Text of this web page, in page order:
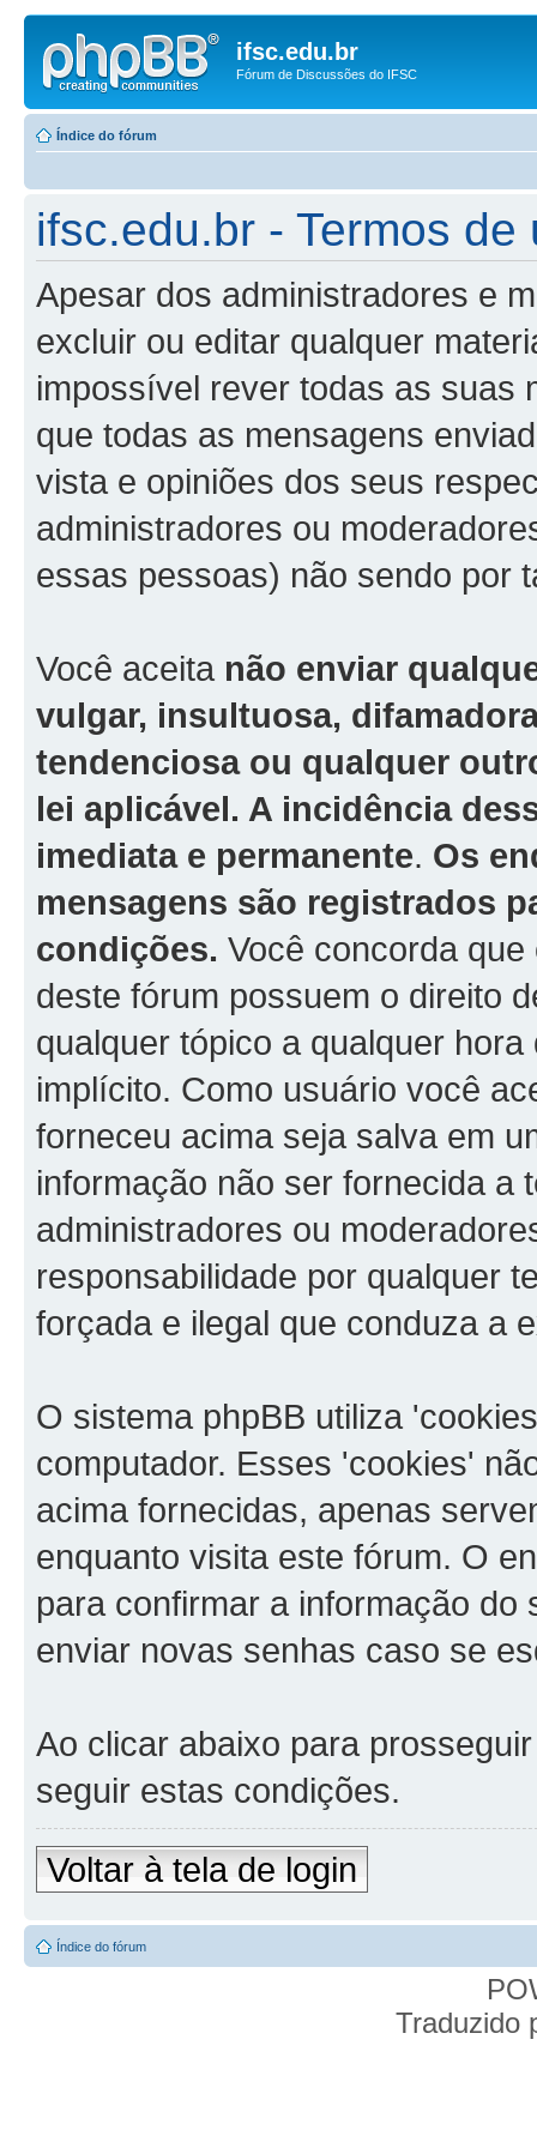
ifsc.edu.br
Fórum de Discussões do IFSC
Índice do fórum
ifsc.edu.br - Termos de
Apesar dos administradores e
excluir ou editar qualquer
impossível rever todas as suas
que todas as mensagens
vista e opiniões dos seus
administradores ou
essas pessoas) não sendo por
Você aceita não enviar
vulgar, insultuosa,
tendenciosa ou qualquer
lei aplicável. A incidência
imediata e permanente. Os
mensagens são registrados
condições. Você concorda
deste fórum possuem o direito
qualquer tópico a qualquer
implícito. Como usuário você
forneceu acima seja salva em
informação não ser fornecida a
administradores ou
responsabilidade por qualquer
forçada e ilegal que conduza a
O sistema phpBB utiliza
computador. Esses 'cookies'
acima fornecidas, apenas
enquanto visita este fórum. O
para confirmar a informação
enviar novas senhas caso se
Ao clicar abaixo para
seguir estas condições.
Voltar à tela de login
Índice do fórum
Traduzido